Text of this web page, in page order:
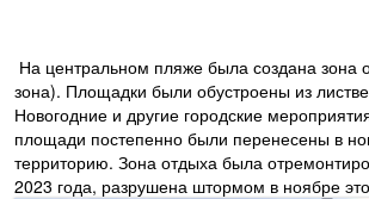
На центральном пляже была создана зона
зона). Площадки были обустроены из
Новогодние и другие городские
площади постепенно были перенесены в
территорию. Зона отдыха была
2023 года, разрушена штормом в ноябре